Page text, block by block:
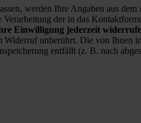
werden Ihre Angaben aus
der in das
Einwilligung jederzeit
unberührt. Die von Ihnen
entfällt (z. B. nach